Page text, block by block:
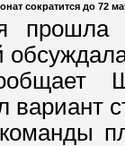
сократится до 72
прошла
вариант